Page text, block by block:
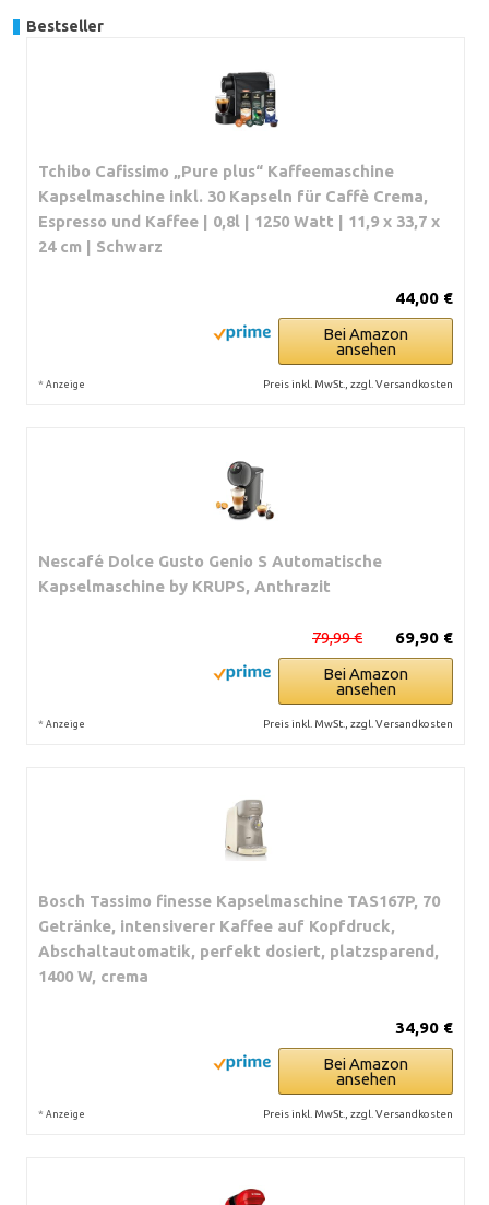
Bestseller
Tchibo Cafissimo „Pure plus“ Kaffeemaschine
Kapselmaschine inkl. 30 Kapseln für Caffè Crema,
Espresso und Kaffee | 0,8l | 1250 Watt | 11,9 x 33,7 x
24 cm | Schwarz
44,00 €
Bei Amazon
ansehen
* Anzeige Preis inkl. MwSt., zzgl. Versandkosten
Nescafé Dolce Gusto Genio S Automatische
Kapselmaschine by KRUPS, Anthrazit
69,90 €
79,99 €
Bei Amazon
ansehen
* Anzeige Preis inkl. MwSt., zzgl. Versandkosten
Bosch Tassimo finesse Kapselmaschine TAS167P, 70
Getränke, intensiverer Kaffee auf Kopfdruck,
Abschaltautomatik, perfekt dosiert, platzsparend,
1400 W, crema
34,90 €
Bei Amazon
ansehen
* Anzeige Preis inkl. MwSt., zzgl. Versandkosten